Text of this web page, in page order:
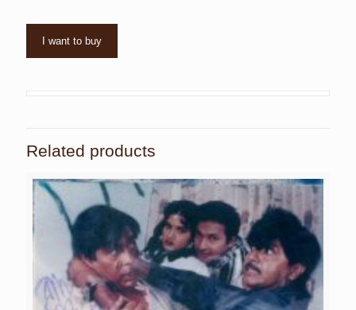
I want to buy
Related products